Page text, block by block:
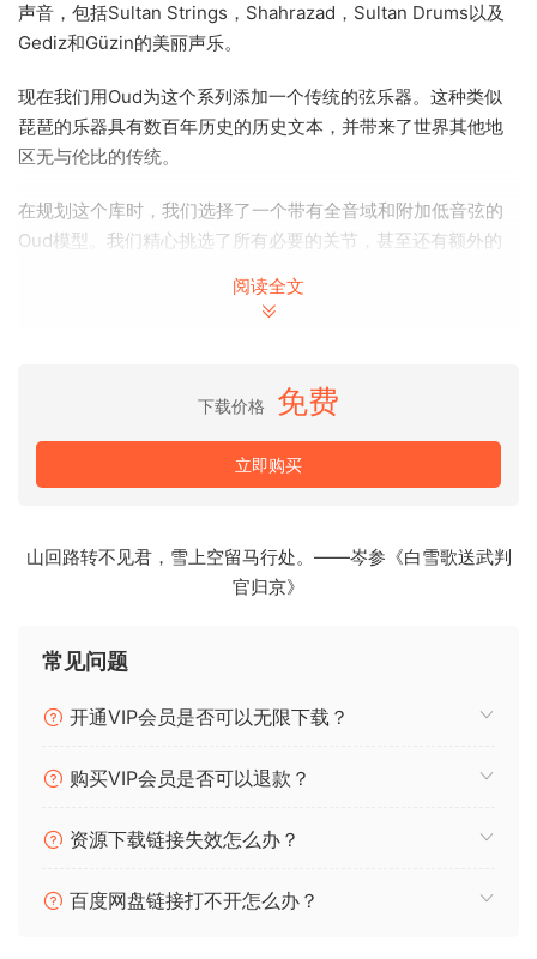
声音，包括Sultan Strings，Shahrazad，Sultan Drums以及
Gediz和Güzin的美丽声乐。
现在我们用Oud为这个系列添加一个传统的弦乐器。这种类似
琵琶的乐器具有数百年历史的历史文本，并带来了世界其他地
区无与伦比的传统。
在规划这个库时，我们选择了一个带有全音域和附加低音弦的
Oud模型。我们精心挑选了所有必要的关节，甚至还有额外的
狂之后，我们让我们的专家Oud玩家疯狂地使用各种自然表演
尽管内容丰富（大约10千兆字节），我们开发了一个引擎，在
一个页面中包含您需要的所有内容，所有关节和即兴创作只是
一个关键的转换。这一切都是为了让您轻松访问这些恒星样
我们 Sonokinetic BV 非常自豪地向您介绍 Oud，并迫不及待
thinqs。
Sonokinetic已经建立了一个名字，成为最具价值和质量的样品
生产商之一，我们想通过这款产品来强调这个声明。我们削弱
这里得到的高质量 samplinq。
样品
44.1 kHz，24 位波形15.950+ SAMPLES9,9+ GB 未压缩版税
阅读全文
下载价格 免费
立即购买
山回路转不见君，雪上空留马行处。——岑参《白雪歌送武判
官归京》
常见问题
开通VIP会员是否可以无限下载？
购买VIP会员是否可以退款？
资源下载链接失效怎么办？
百度网盘链接打不开怎么办？